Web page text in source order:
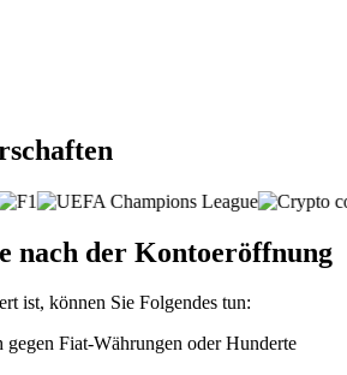
nach der Kontoeröffnung
ist, können Sie Folgendes tun:
gegen Fiat-Währungen oder Hunderte